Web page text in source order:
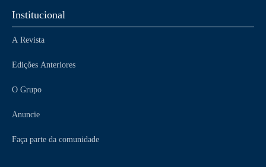
Institucional
A Revista
Edições Anteriores
O Grupo
Anuncie
Faça parte da comunidade